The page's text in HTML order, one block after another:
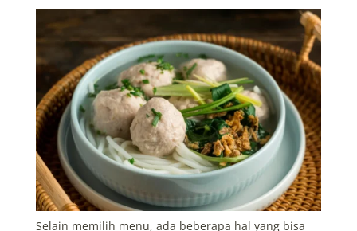
Selain memilih menu, ada beberapa hal yang bisa